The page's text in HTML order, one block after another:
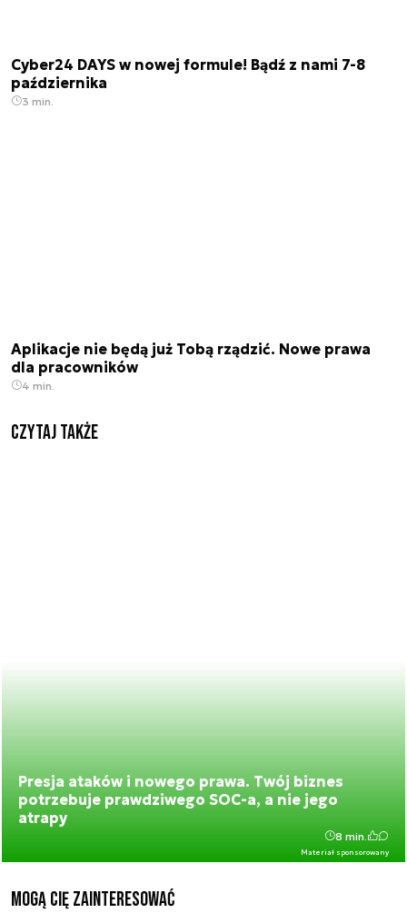
Cyber24 DAYS w nowej formule! Bądź z nami 7-8
października
3 min.
Aplikacje nie będą już Tobą rządzić. Nowe prawa
dla pracowników
4 min.
Czytaj także
Presja ataków i nowego prawa. Twój biznes
potrzebuje prawdziwego SOC-a, a nie jego
atrapy
Materiał sponsorowany
8 min.
Mogą Cię zainteresować